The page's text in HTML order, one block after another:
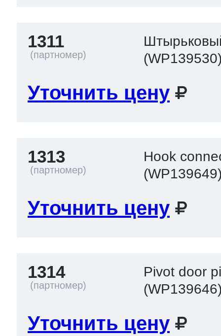
1311
Уточнить цену
1313
Hook
Уточнить цену
1314
Pivot door
Уточнить цену